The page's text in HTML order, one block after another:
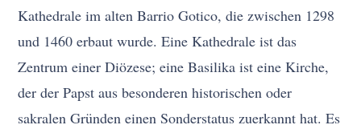
Kathedrale im alten Barrio Gotico, die zwischen 1298
und 1460 erbaut wurde. Eine Kathedrale ist das
Zentrum einer Diözese; eine Basilika ist eine Kirche,
der der Papst aus besonderen historischen oder
sakralen Gründen einen Sonderstatus zuerkannt hat. Es